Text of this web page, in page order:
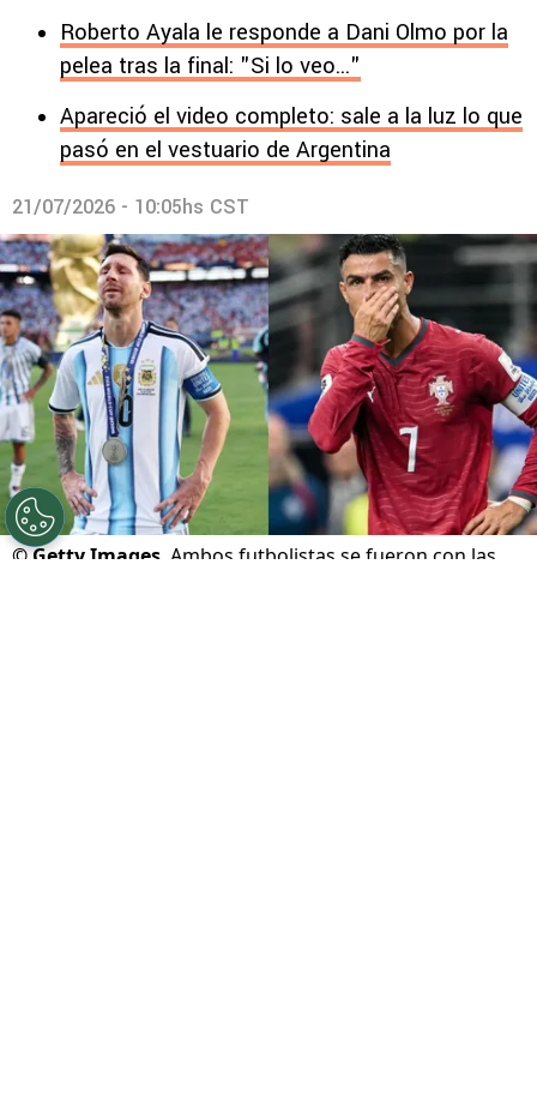
Roberto Ayala le responde a Dani Olmo por la
pelea tras la final: "Si lo veo..."
Apareció el video completo: sale a la luz lo que
pasó en el vestuario de Argentina
21/07/2026 - 10:05hs CST
©Getty Images Ambos futbolistas se fueron con las